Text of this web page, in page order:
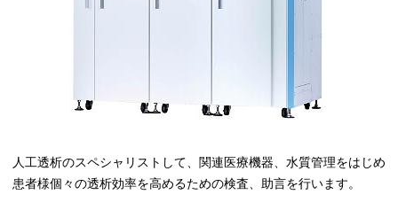
人工透析のスペシャリストして、関連医療機器、水質管理をはじめ
患者様個々の透析効率を高めるための検査、助言を行います。